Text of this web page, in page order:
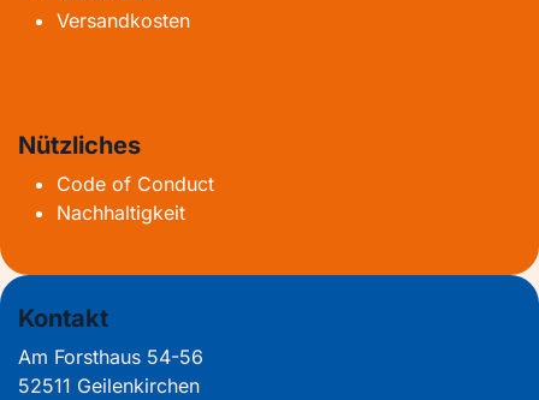
Versandkosten
Nützliches
Code of Conduct
Nachhaltigkeit
Kontakt
Am Forsthaus 54-56
52511 Geilenkirchen